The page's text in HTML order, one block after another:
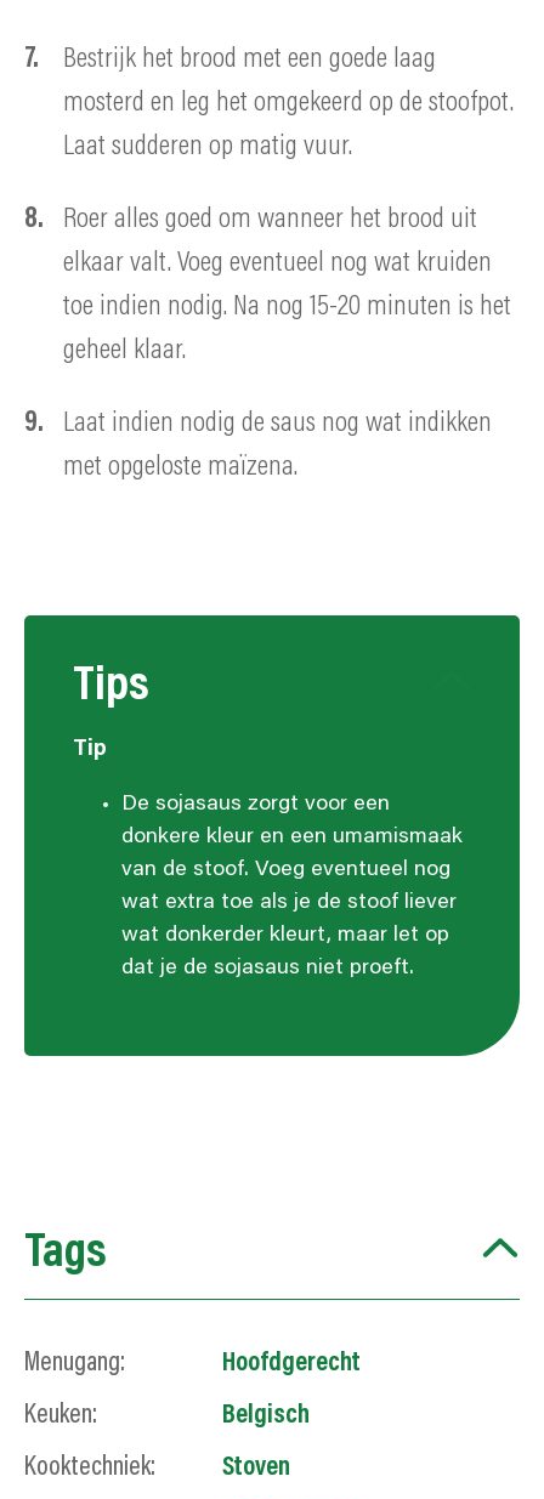
Bestrijk het brood met een goede laag
mosterd en leg het omgekeerd op de stoofpot.
Laat sudderen op matig vuur.
Roer alles goed om wanneer het brood uit
elkaar valt. Voeg eventueel nog wat kruiden
toe indien nodig. Na nog 15-20 minuten is het
geheel klaar.
Laat indien nodig de saus nog wat indikken
met opgeloste maïzena.
Tips
Tip
De sojasaus zorgt voor een
donkere kleur en een umamismaak
van de stoof. Voeg eventueel nog
wat extra toe als je de stoof liever
wat donkerder kleurt, maar let op
dat je de sojasaus niet proeft.
Tags
Menugang:
Hoofdgerecht
Keuken:
Belgisch
Kooktechniek:
Stoven